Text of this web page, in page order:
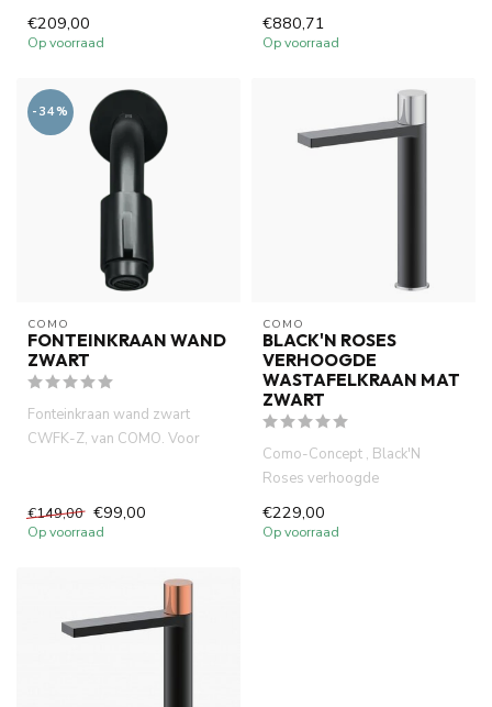
antibacterieel electro plated in
m...
€209,00
Op voorraad
kwa...
€880,71
Op voorraad
-34%
COMO
FONTEINKRAAN WAND
ZWART
Fonteinkraan wand zwart
CWFK-Z, van COMO. Voor
€149,00 €99,00
Op voorraad
COMO
BLACK'N ROSES
VERHOOGDE
WASTAFELKRAAN MAT
ZWART
Como-Concept , Black'N
Roses verhoogde
wastafelkraan , antibacterieel
electro pl...
€229,00
Op voorraad